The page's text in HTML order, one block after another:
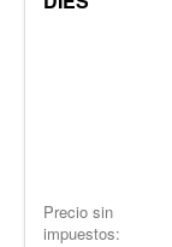
Precio sin
impuestos: